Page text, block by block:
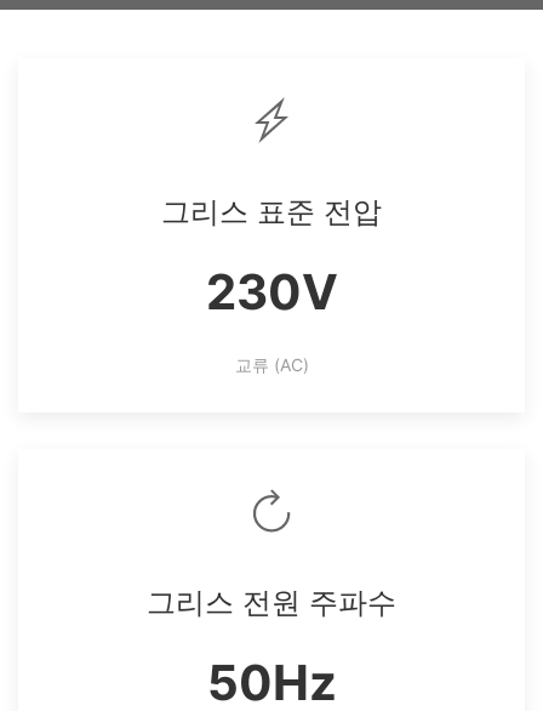
그리스 표준 전압
230V
교류 (AC)
그리스 전원 주파수
50Hz